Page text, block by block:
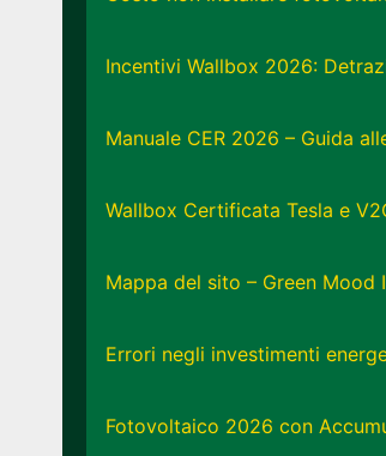
Incentivi Wallbox 2026:
Manuale CER 2026 – Guida
Wallbox Certificata Tesla e
Mappa del sito – Green
Errori negli investimenti
Fotovoltaico 2026 con